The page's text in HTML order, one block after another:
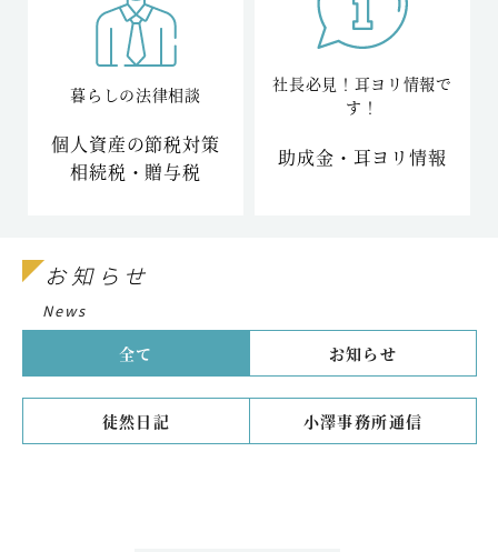
暮らしの法律相談
個人資産の節税対策
相続税・贈与税
社長必見！耳ヨリ情報で
す！
助成金・耳ヨリ情報
お知らせ
News
全て お知らせ
徒然日記 小澤事務所通信